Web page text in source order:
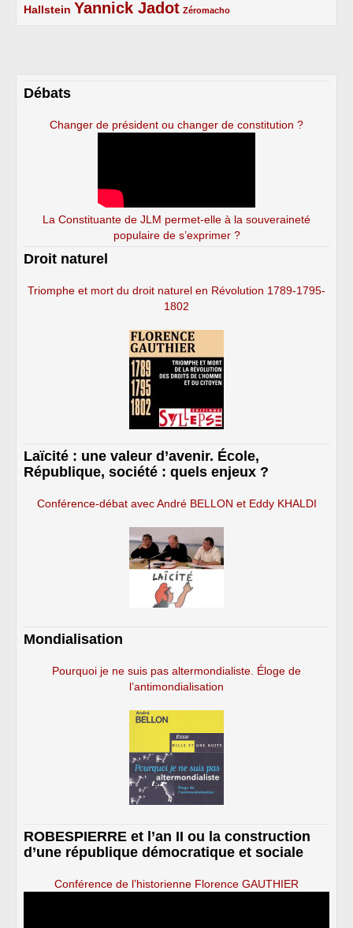
Hallstein
2/5 Yannick Jadot
4/5 Zéromacho
1/5
Débats
Changer de président ou changer de constitution ?
La Constituante de JLM permet-elle à la souveraineté
populaire de s’exprimer ?
Droit naturel
Triomphe et mort du droit naturel en Révolution 1789-1795-
1802
Laïcité : une valeur d’avenir. École,
République, société : quels enjeux ?
Conférence-débat avec André BELLON et Eddy KHALDI
Mondialisation
Pourquoi je ne suis pas altermondialiste. Éloge de
l’antimondialisation
ROBESPIERRE et l’an II ou la construction
d’une république démocratique et sociale
Conférence de l’historienne Florence GAUTHIER